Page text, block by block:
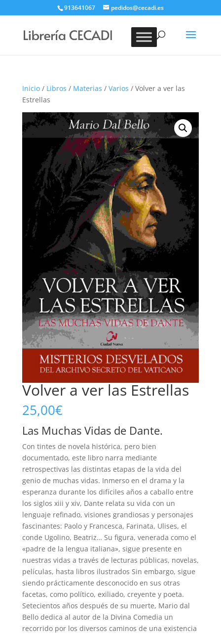
913641067 pedidos@cecadi.es
BUSCAR
Inicio/ Libros / Materias / Varios / Volver a ver las
Estrellas
Volver a ver las Estrellas
25,00€
Las Muchas Vidas de Dante.
Con tintes de novela histórica, pero bien
documentado, este libro narra mediante
retrospectivas las distintas etapas de la vida del
genio de muchas vidas. Inmerso en el drama y la
esperanza durante los difíciles años a caballo entre
los siglos xiii y xiv, Dante relata su vida con un
lenguaje refinado, visiones grandiosas y personajes
fascinantes: Paolo y Francesca, Farinata, Ulises, el
conde Ugolino, Beatriz… Su figura, venerada como el
«padre de la lengua italiana», sigue presente en
nuestras vidas a través de lecturas públicas, novelas,
películas, hasta libros ilustrados Sin embargo, sigue
siendo prácticamente desconocido en sus otras
facetas, como político, exiliado, creyente y poeta.
Setecientos años después de su muerte, Mario dal
Bello dedica al autor de la Divina Comedia un
recorrido por los diversos caminos de una existencia